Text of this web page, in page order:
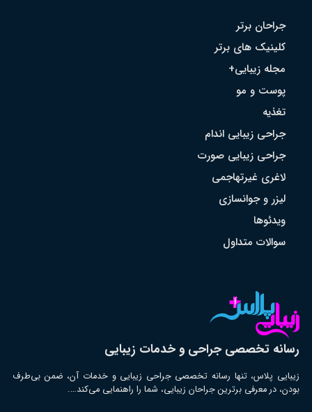
جراحان برتر
کلینیک های برتر
مجله زیبایی+
پوست و مو
تغذیه
جراحی زیبایی اندام
جراحی زیبایی صورت
لاغری غیرتهاجمی
لیزر و جوانسازی
ویدئوها
سوالات متداول
رسانه تخصصی جراحی و خدمات زیبایی
زیبایی پلاس، تنها رسانه تخصصی جراحی زیبایی و خدمات آن، ضمن بی‌طرف
بودن، در معرفی برترین جراحان زیبایی، شما را راهنمایی می‌کند….